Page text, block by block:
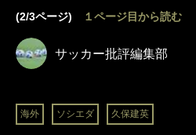
(2/3ページ) １ページ目から読む
サッカー批評編集部
海外 ソシエダ 久保建英